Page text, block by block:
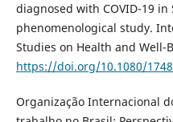
diagnosed with COVID-19
phenomenological study.
Studies on Health and Well-
https://doi.org/10.1080/
Organização Internacional